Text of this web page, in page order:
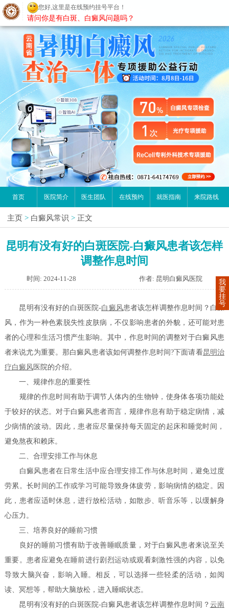
昆明白癜风医院
首页 医院简介 医生团队 在线预约 就医指南 来院路线
主页 > 白癜风常识 > 正文
昆明有没有好的白斑医院-白癜风患者该怎样
调整作息时间
时间: 2024-11-28 作者: 昆明白癜风医院
昆明有没有好的白斑医院-白癜风患者该怎样调整作息时间？白癜
风，作为一种色素脱失性皮肤病，不仅影响患者的外貌，还可能对患
者的心理和生活习惯产生影响。其中，作息时间的调整对于白癜风患
者来说尤为重要。那白癜风患者该如何调整作息时间?下面请看昆明治
疗白癜风 医院的介绍。
一、规律作息的重要性
规律的作息时间有助于调节人体内的生物钟，使身体各项功能处
于较好的状态。对于白癜风患者而言，规律作息有助于稳定病情，减
少病情的波动。因此，患者应尽量保持每天固定的起床和睡觉时间，
避免熬夜和赖床。
二、合理安排工作与休息
白癜风患者在日常生活中应合理安排工作与休息时间，避免过度
劳累。长时间的工作或学习可能导致身体疲劳，影响病情的稳定。因
此，患者应适时休息，进行放松活动，如散步、听音乐等，以缓解身
心压力。
三、培养良好的睡前习惯
良好的睡前习惯有助于改善睡眠质量，对于白癜风患者来说至关
重要。患者应避免在睡前进行剧烈运动或观看刺激性强的内容，以免
导致大脑兴奋，影响入睡。相反，可以选择一些轻柔的活动，如阅
读、冥想等，帮助大脑放松，进入睡眠状态。
昆明有没有好的白斑医院-白癜风患者该怎样调整作息时间？ 云南
我
要
挂
号
请问你是有白斑、白癜风问题吗？